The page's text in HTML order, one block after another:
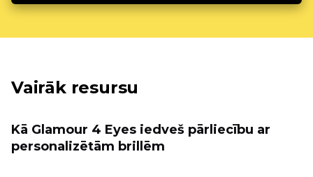
Vairāk resursu
Kā Glamour 4 Eyes iedveš pārliecību ar
personalizētām brillēm